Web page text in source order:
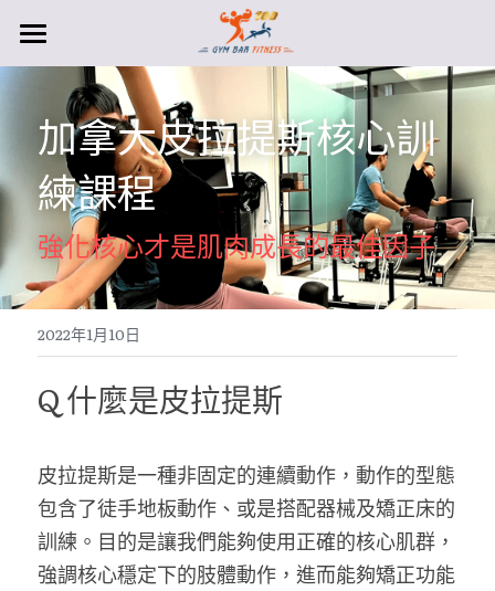
首頁
關於我們
專業團隊
特色服務介紹
附加服務
進行預約
聯絡方式
合約參考
加拿大皮拉提斯核心訓
練課程
強化核心才是肌肉成長的最佳因子
2022年1月10日
Q 什麼是皮拉提斯
皮拉提斯是一種非固定的連續動作，動作的型態
包含了徒手地板動作、或是搭配器械及矯正床的
訓練。目的是讓我們能夠使用正確的核心肌群，
強調核心穩定下的肢體動作，進而能夠矯正功能